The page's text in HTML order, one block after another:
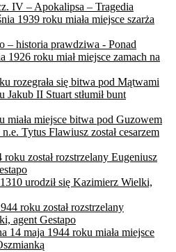
IV – Apokalipsa – Tragedia
1939 roku miała miejsce szarża
– historia prawdziwa - Ponad
1926 roku miał miejsce zamach na
rozegrała się bitwa pod Mątwami
Jakub II Stuart stłumił bunt
miała miejsce bitwa pod Guzowem
Tytus Flawiusz został cesarzem
roku został rozstrzelany Eugeniusz
urodził się Kazimierz Wielki,
roku został rozstrzelany
agent Gestapo
14 maja 1944 roku miała miejsce